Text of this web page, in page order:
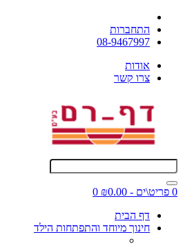
התחברות
08-9467997
אודות
צרו קשר
0 פריט\ים - ₪0.00
0
דף הבית
חינוך מיוחד והתפתחות הילד